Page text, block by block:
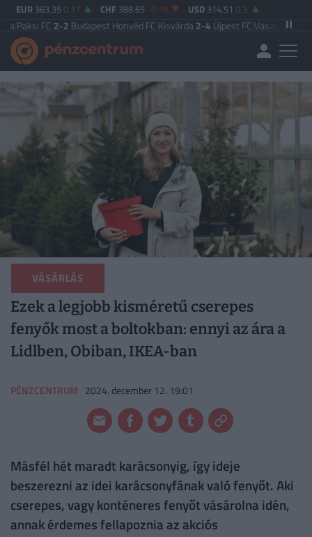
EUR 363.35 0.17 CHF 388.65 -0.19 USD 314.51 0.3
2-2Budapest Honvéd FC|Kisvárda 2-4Újpest FC|Vasas FC5-0
VÁSÁRLÁS
Ezek a legjobb kisméretű cserepes
fenyők most a boltokban: ennyi az ára a
Lidlben, Obiban, IKEA-ban
PÉNZCENTRUM 2024. december 12. 19:01
Másfél hét maradt karácsonyig, így ideje
beszerezni az idei karácsonyfának való fenyőt. Aki
cserepes, vagy konténeres fenyőt vásárolna idén,
annak érdemes fellapoznia az akciós